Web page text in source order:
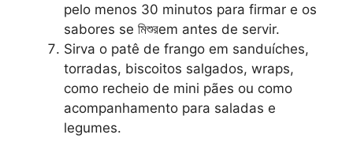
pelo menos 30 minutos para firmar e os
sabores se মিশুরem antes de servir.
Sirva o patê de frango em sanduíches,
torradas, biscoitos salgados, wraps,
como recheio de mini pães ou como
acompanhamento para saladas e
legumes.